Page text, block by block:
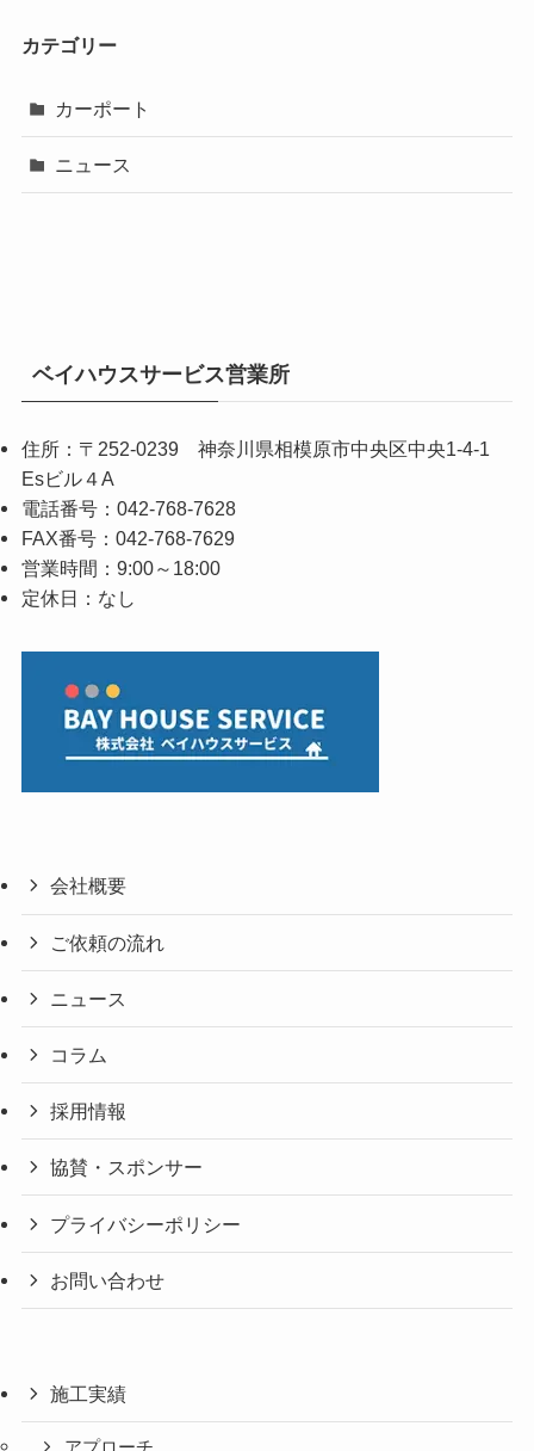
カテゴリー
カーポート
ニュース
ベイハウスサービス営業所
住所：〒252-0239 神奈川県相模原市中央区中央1-4-1
Esビル４A
電話番号：042-768-7628
FAX番号：042-768-7629
営業時間：9:00～18:00
定休日：なし
会社概要
ご依頼の流れ
ニュース
コラム
採用情報
協賛・スポンサー
プライバシーポリシー
お問い合わせ
施工実績